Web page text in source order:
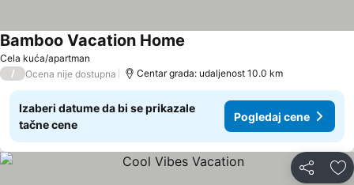
Cela kuća/apartman
Bamboo Vacation Home
/ Ocena nije dostupna Centar grada: udaljenost 10.0 km
Izaberi datume da bi se prikazale
tačne cene
Pogledaj cene
Deli